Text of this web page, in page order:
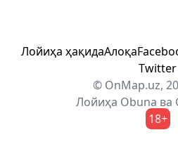
Лойиҳа ҳақидаАлоқа
Twitter
© OnMap.uz,
Лойиҳа Obuna ва
18+